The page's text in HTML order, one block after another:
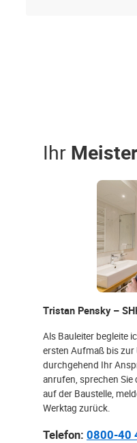
Ihr Meister
Tristan Pensky –
Als Bauleiter begleite
ersten Aufmaß bis zur
durchgehend Ihr
anrufen, sprechen
auf der Baustelle,
Werktag zurück.
Telefon: 0800-40